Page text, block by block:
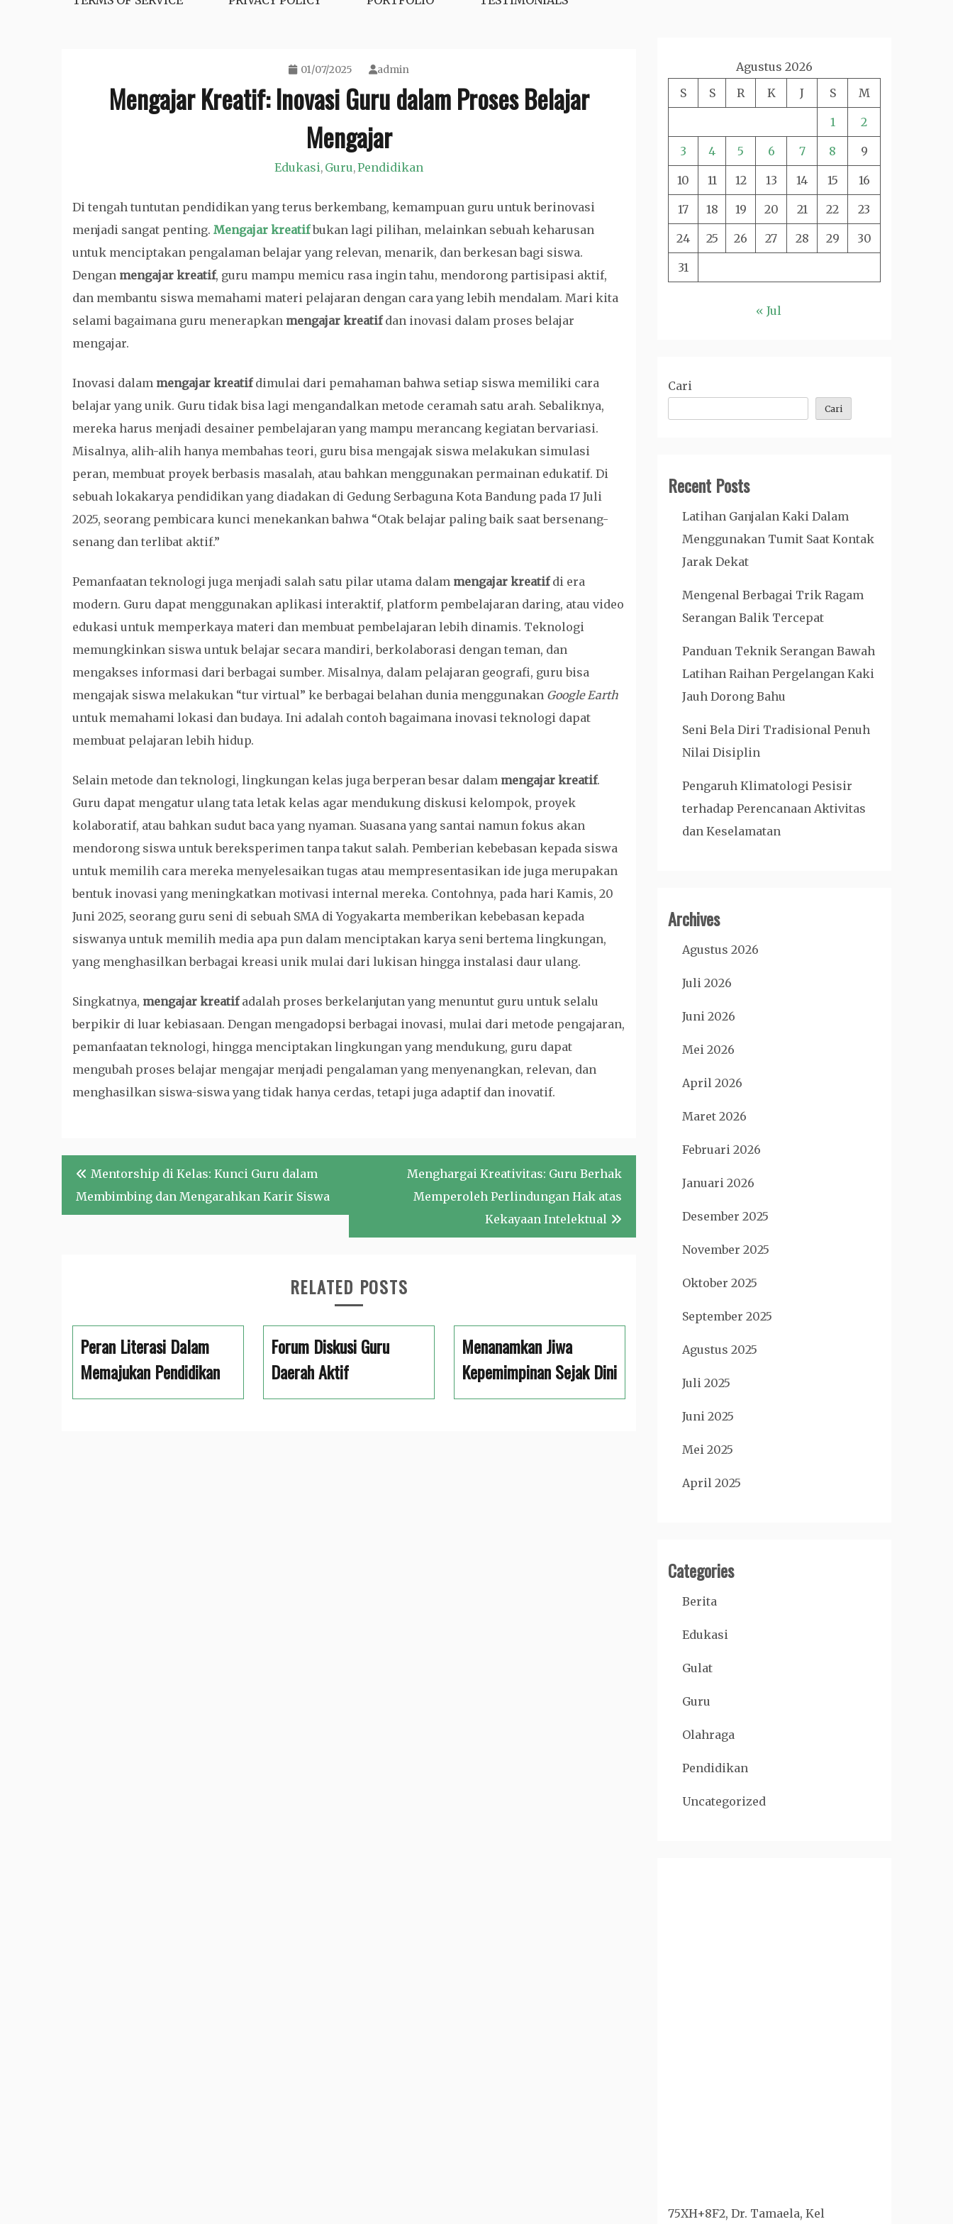
01/07/2025 admin
Mengajar Kreatif: Inovasi Guru dalam Proses Belajar
Mengajar
Edukasi, Guru,Pendidikan
Di tengah tuntutan pendidikan yang terus berkembang, kemampuan guru untuk berinovasi
menjadi sangat penting. Mengajar kreatifbukan lagi pilihan, melainkan sebuah keharusan
untuk menciptakan pengalaman belajar yang relevan, menarik, dan berkesan bagi siswa.
Dengan mengajar kreatif, guru mampu memicu rasa ingin tahu, mendorong partisipasi aktif,
dan membantu siswa memahami materi pelajaran dengan cara yang lebih mendalam. Mari kita
selami bagaimana guru menerapkan mengajar kreatifdan inovasi dalam proses belajar
mengajar.
Inovasi dalam mengajar kreatifdimulai dari pemahaman bahwa setiap siswa memiliki cara
belajar yang unik. Guru tidak bisa lagi mengandalkan metode ceramah satu arah. Sebaliknya,
mereka harus menjadi desainer pembelajaran yang mampu merancang kegiatan bervariasi.
Misalnya, alih-alih hanya membahas teori, guru bisa mengajak siswa melakukan simulasi
peran, membuat proyek berbasis masalah, atau bahkan menggunakan permainan edukatif. Di
sebuah lokakarya pendidikan yang diadakan di Gedung Serbaguna Kota Bandung pada 17 Juli
2025, seorang pembicara kunci menekankan bahwa “Otak belajar paling baik saat bersenang-
senang dan terlibat aktif.”
Pemanfaatan teknologi juga menjadi salah satu pilar utama dalam mengajar kreatifdi era
modern. Guru dapat menggunakan aplikasi interaktif, platform pembelajaran daring, atau video
edukasi untuk memperkaya materi dan membuat pembelajaran lebih dinamis. Teknologi
memungkinkan siswa untuk belajar secara mandiri, berkolaborasi dengan teman, dan
mengakses informasi dari berbagai sumber. Misalnya, dalam pelajaran geografi, guru bisa
mengajak siswa melakukan “tur virtual” ke berbagai belahan dunia menggunakan Google Earth
untuk memahami lokasi dan budaya. Ini adalah contoh bagaimana inovasi teknologi dapat
membuat pelajaran lebih hidup.
Selain metode dan teknologi, lingkungan kelas juga berperan besar dalam mengajar kreatif.
Guru dapat mengatur ulang tata letak kelas agar mendukung diskusi kelompok, proyek
kolaboratif, atau bahkan sudut baca yang nyaman. Suasana yang santai namun fokus akan
mendorong siswa untuk bereksperimen tanpa takut salah. Pemberian kebebasan kepada siswa
untuk memilih cara mereka menyelesaikan tugas atau mempresentasikan ide juga merupakan
bentuk inovasi yang meningkatkan motivasi internal mereka. Contohnya, pada hari Kamis, 20
Juni 2025, seorang guru seni di sebuah SMA di Yogyakarta memberikan kebebasan kepada
siswanya untuk memilih media apa pun dalam menciptakan karya seni bertema lingkungan,
yang menghasilkan berbagai kreasi unik mulai dari lukisan hingga instalasi daur ulang.
Singkatnya, mengajar kreatifadalah proses berkelanjutan yang menuntut guru untuk selalu
berpikir di luar kebiasaan. Dengan mengadopsi berbagai inovasi, mulai dari metode pengajaran,
pemanfaatan teknologi, hingga menciptakan lingkungan yang mendukung, guru dapat
mengubah proses belajar mengajar menjadi pengalaman yang menyenangkan, relevan, dan
menghasilkan siswa-siswa yang tidak hanya cerdas, tetapi juga adaptif dan inovatif.
Navigasi
pos
Mentorship di Kelas: Kunci Guru dalam
Membimbing dan Mengarahkan Karir Siswa
Menghargai Kreativitas: Guru Berhak
Memperoleh Perlindungan Hak atas
Kekayaan Intelektual
RELATED POSTS
Peran Literasi Dalam
Memajukan Pendidikan
Forum Diskusi Guru
Daerah Aktif
Menanamkan Jiwa
Kepemimpinan Sejak Dini
Agustus 2026
S
S R K J S M
1 2
3 4 5 6 7 8 9
10 11 12 13 14 15 16
17 18 19 20 21 22 23
24 25 26 27 28 29 30
31
« Jul
Cari
Cari
Recent Posts
Latihan Ganjalan Kaki Dalam
Menggunakan Tumit Saat Kontak
Jarak Dekat
Mengenal Berbagai Trik Ragam
Serangan Balik Tercepat
Panduan Teknik Serangan Bawah
Latihan Raihan Pergelangan Kaki
Jauh Dorong Bahu
Seni Bela Diri Tradisional Penuh
Nilai Disiplin
Pengaruh Klimatologi Pesisir
terhadap Perencanaan Aktivitas
dan Keselamatan
Archives
Agustus 2026
Juli 2026
Juni 2026
Mei 2026
April 2026
Maret 2026
Februari 2026
Januari 2026
Desember 2025
November 2025
Oktober 2025
September 2025
Agustus 2025
Juli 2025
Juni 2025
Mei 2025
April 2025
Categories
Berita
Edukasi
Gulat
Guru
Olahraga
Pendidikan
Uncategorized
75XH+8F2, Dr. Tamaela, Kel